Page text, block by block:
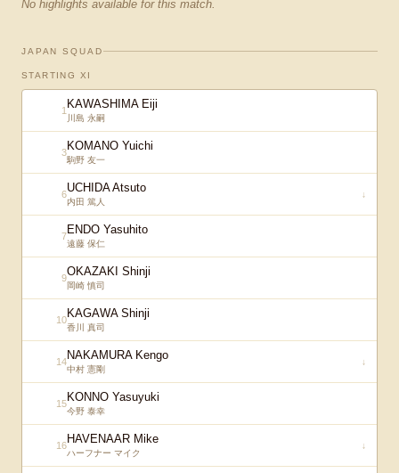
No highlights available for this match.
JAPAN SQUAD
STARTING XI
1 KAWASHIMA Eiji
川島 永嗣
3KOMANO Yuichi
駒野 友一
6UCHIDA Atsuto
内田 篤人
↓
7ENDO Yasuhito
遠藤 保仁
9OKAZAKI Shinji
岡崎 慎司
10KAGAWA Shinji
香川 真司
14NAKAMURA Kengo
中村 憲剛
↓
15KONNO Yasuyuki
今野 泰幸
16HAVENAAR Mike
ハーフナー マイク
↓